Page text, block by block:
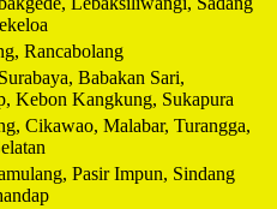
Rancabolang
Babakan Sari,
Kebon Kangkung, Sukapura
Cikawao, Malabar, Turangga,
Pasir Impun, Sindang